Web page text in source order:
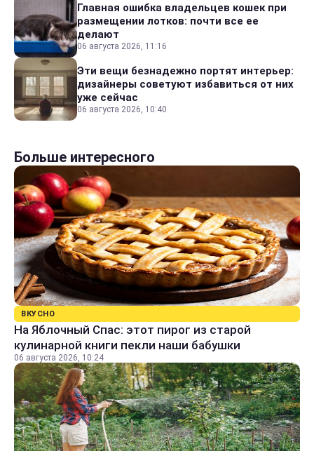
Главная ошибка владельцев кошек при
размещении лотков: почти все ее
делают
06 августа 2026, 11:16
Эти вещи безнадежно портят интерьер:
дизайнеры советуют избавиться от них
уже сейчас
06 августа 2026, 10:40
Больше интересного
ВКУСНО
На Яблочный Спас: этот пирог из старой
кулинарной книги пекли наши бабушки
06 августа 2026, 10:24